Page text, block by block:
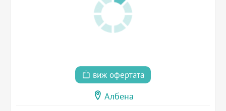
виж офертата
Албена